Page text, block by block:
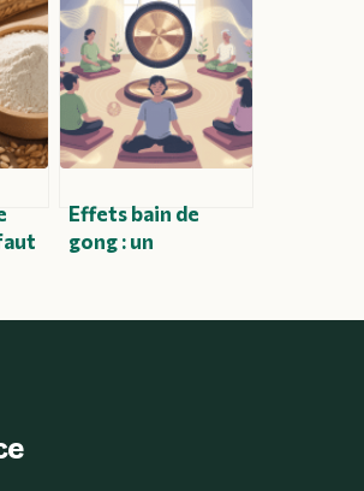
devez savoir pour
consommer en
toute confiance
Effets bain de
gong : un
profond